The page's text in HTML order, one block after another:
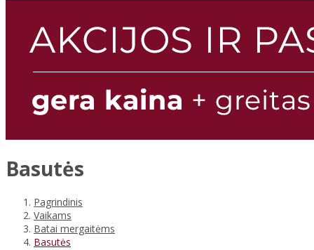
Basutės
Pagrindinis
Vaikams
Batai mergaitėms
Basutės